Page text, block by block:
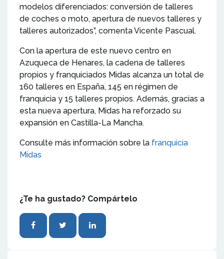
modelos diferenciados: conversión de talleres
de coches o moto, apertura de nuevos talleres y
talleres autorizados”, comenta Vicente Pascual.
Con la apertura de este nuevo centro en
Azuqueca de Henares, la cadena de talleres
propios y franquiciados Midas alcanza un total de
160 talleres en España, 145 en régimen de
franquicia y 15 talleres propios. Además, gracias a
esta nueva apertura, Midas ha reforzado su
expansión en Castilla-La Mancha.
Consulte más información sobre la franquicia
Midas
¿Te ha gustado? Compártelo